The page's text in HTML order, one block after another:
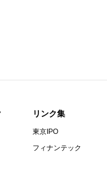
信〔日本基準〕（連結）
ル就労支援機構の株式取得
信〔ＩＦＲＳ〕(連結)
リンク集
東京IPO
フィナンテック